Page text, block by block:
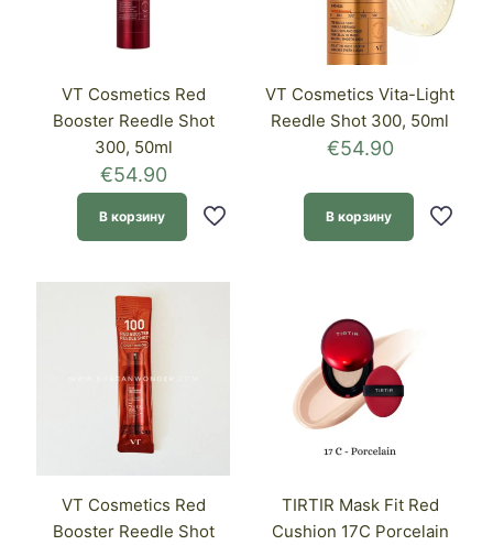
VT Cosmetics Red
Booster Reedle Shot
300, 50ml
€54.90
В корзину
VT Cosmetics Vita-Light
Reedle Shot 300, 50ml
€54.90
В корзину
VT Cosmetics Red
Booster Reedle Shot
TIRTIR Mask Fit Red
Cushion 17C Porcelain